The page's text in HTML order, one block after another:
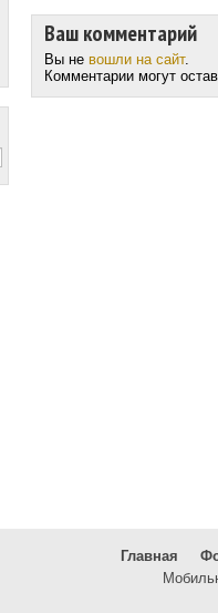
Ваш комментарий
Вы не вошли на сайт.
Комментарии могут
Главная